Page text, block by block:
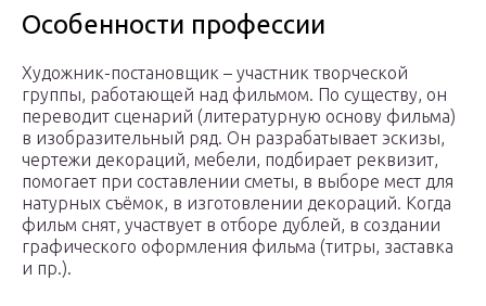
Особенности профессии
Художник-постановщик – участник творческой
группы, работающей над фильмом. По существу, он
переводит сценарий (литературную основу фильма)
в изобразительный ряд. Он разрабатывает эскизы,
чертежи декораций, мебели, подбирает реквизит,
помогает при составлении сметы, в выборе мест для
натурных съёмок, в изготовлении декораций. Когда
фильм снят, участвует в отборе дублей, в создании
графического оформления фильма (титры, заставка
и пр.).